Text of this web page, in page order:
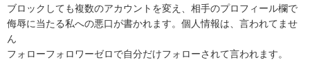
ブロックしても複数のアカウントを変え、相手のプロフィール欄で
侮辱に当たる私への悪口が書かれます。個人情報は、言われてませ
ん
フォローフォロワーゼロで自分だけフォローされて言われます。